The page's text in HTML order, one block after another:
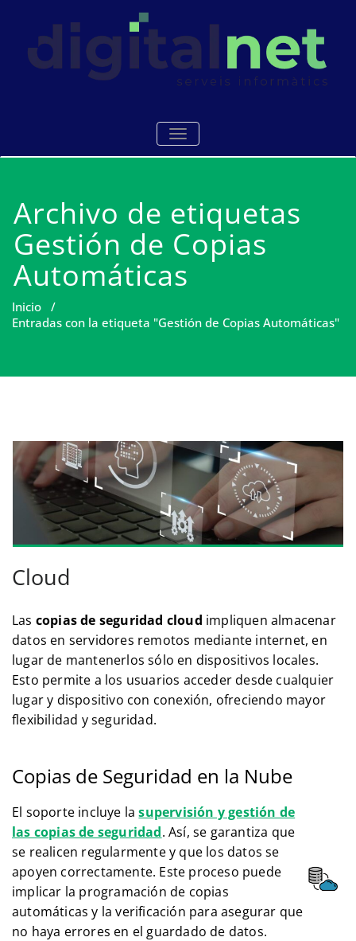
contenido
Digitalnet
ALTERNAR NAVEGACIÓN
Archivo de etiquetas
Gestión de Copias
Automáticas
Inicio /
Entradas con la etiqueta "Gestión de Copias Automáticas"
Cloud
Las copias de seguridad cloud impliquen almacenar
datos en servidores remotos mediante internet, en
lugar de mantenerlos sólo en dispositivos locales.
Esto permite a los usuarios acceder desde cualquier
lugar y dispositivo con conexión, ofreciendo mayor
flexibilidad y seguridad.
Copias de Seguridad en la Nube
El soporte incluye lasupervisión y gestión de
las copias de seguridad. Así, se garantiza que
se realicen regularmente y que los datos se
apoyen correctamente. Este proceso puede
implicar la programación de copias
automáticas y la verificación para asegurar que
no haya errores en el guardado de datos.